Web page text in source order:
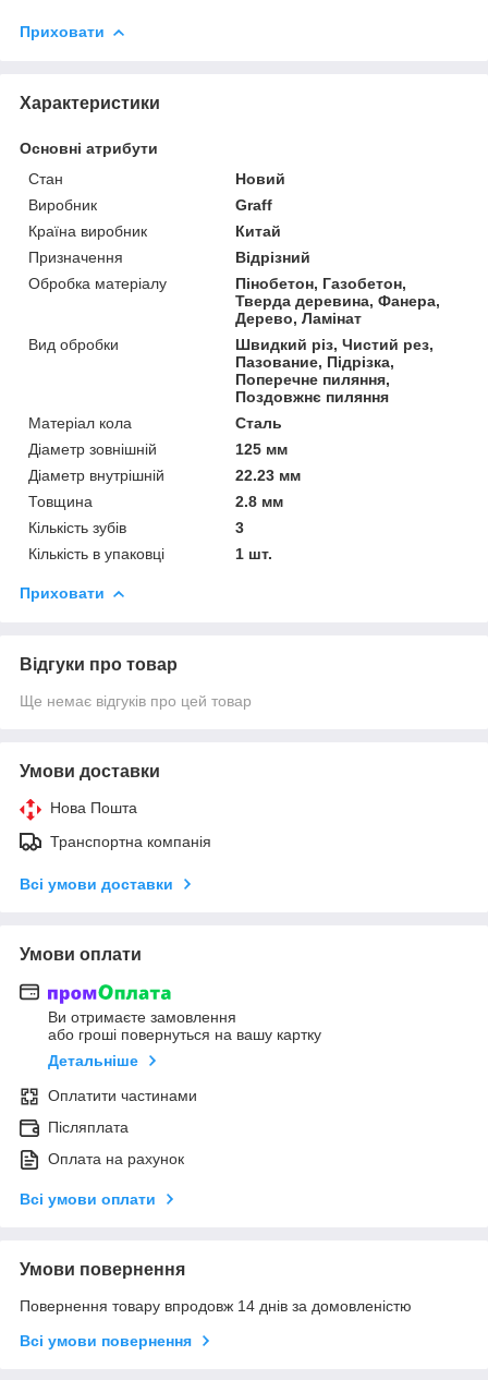
Приховати
Характеристики
Основні атрибути
Стан
Новий
Виробник
Graff
Країна виробник
Китай
Призначення
Відрізний
Обробка матеріалу
Пінобетон, Газобетон,
Тверда деревина, Фанера,
Дерево, Ламінат
Вид обробки
Швидкий різ, Чистий рез,
Пазование, Підрізка,
Поперечне пиляння,
Поздовжнє пиляння
Матеріал кола
Сталь
Діаметр зовнішній
125 мм
Діаметр внутрішній
22.23 мм
Товщина
2.8 мм
Кількість зубів
3
Кількість в упаковці
1 шт.
Приховати
Відгуки про товар
Ще немає відгуків про цей товар
Умови доставки
Нова Пошта
Транспортна компанія
Всі умови доставки
Умови оплати
Ви отримаєте замовлення
або гроші повернуться на вашу картку
Детальніше
Оплатити частинами
Післяплата
Оплата на рахунок
Всі умови оплати
Умови повернення
Повернення товару впродовж 14 днів за домовленістю
Всі умови повернення